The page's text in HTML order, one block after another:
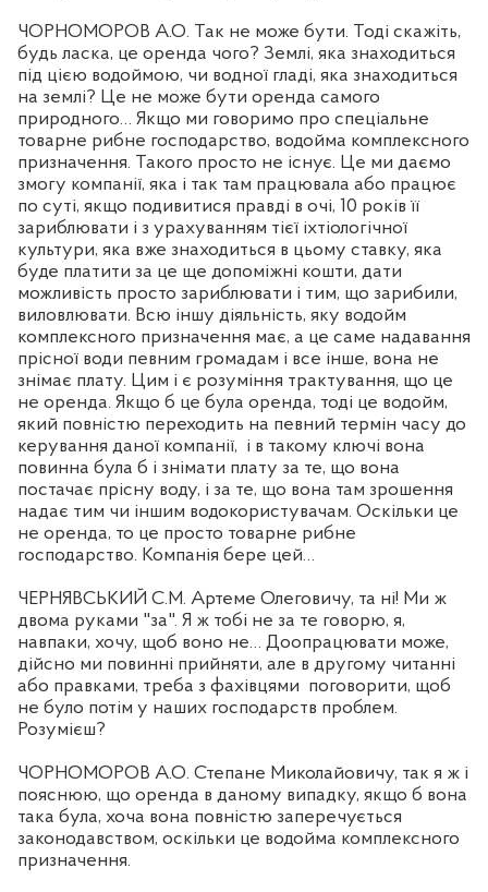
ЧОРНОМОРОВ А.О. Так не може бути. Тоді скажіть,
будь ласка, це оренда чого? Землі, яка знаходиться
під цією водоймою, чи водної гладі, яка знаходиться
на землі? Це не може бути оренда самого
природного… Якщо ми говоримо про спеціальне
товарне рибне господарство, водойма комплексного
призначення. Такого просто не існує. Це ми даємо
змогу компанії, яка і так там працювала або працює
по суті, якщо подивитися правді в очі, 10 років її
зариблювати і з урахуванням тієї іхтіологічної
культури, яка вже знаходиться в цьому ставку, яка
буде платити за це ще допоміжні кошти, дати
можливість просто зариблювати і тим, що зарибили,
виловлювати. Всю іншу діяльність, яку водойм
комплексного призначення має, а це саме надавання
прісної води певним громадам і все інше, вона не
знімає плату. Цим і є розуміння трактування, що це
не оренда. Якщо б це була оренда, тоді це водойм,
який повністю переходить на певний термін часу до
керування даної компанії, і в такому ключі вона
повинна була б і знімати плату за те, що вона
постачає прісну воду, і за те, що вона там зрошення
надає тим чи іншим водокористувачам. Оскільки це
не оренда, то це просто товарне рибне
господарство. Компанія бере цей…
ЧЕРНЯВСЬКИЙ С.М. Артеме Олеговичу, та ні! Ми ж
двома руками "за". Я ж тобі не за те говорю, я,
навпаки, хочу, щоб воно не… Доопрацювати може,
дійсно ми повинні прийняти, але в другому читанні
або правками, треба з фахівцями поговорити, щоб
не було потім у наших господарств проблем.
Розумієш?
ЧОРНОМОРОВ А.О. Степане Миколайовичу, так я ж і
пояснюю, що оренда в даному випадку, якщо б вона
така була, хоча вона повністю заперечується
законодавством, оскільки це водойма комплексного
призначення.